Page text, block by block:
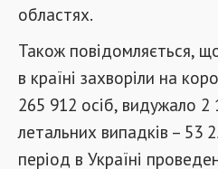
областях.
Також повідомляється,
в країні захворіли на
265 912 осіб, видужало 2
летальних випадків – 53
період в Україні